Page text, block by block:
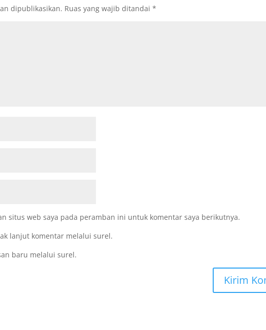
dipublikasikan. Ruas yang wajib ditandai*
situs web saya pada peramban ini untuk komentar saya berikutnya.
lanjut komentar melalui surel.
baru melalui surel.